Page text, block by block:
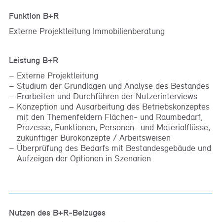
Funktion B+R
Externe Projektleitung Immobilienberatung
Leistung B+R
Externe Projektleitung
Studium der Grundlagen und Analyse des Bestandes
Erarbeiten und Durchführen der Nutzerinterviews
Konzeption und Ausarbeitung des Betriebskonzeptes
mit den Themenfeldern Flächen- und Raumbedarf,
Prozesse, Funktionen, Personen- und Materialflüsse,
zukünftiger Bürokonzepte / Arbeitsweisen
Überprüfung des Bedarfs mit Bestandesgebäude und
Aufzeigen der Optionen in Szenarien
Nutzen des B+R-Beizuges